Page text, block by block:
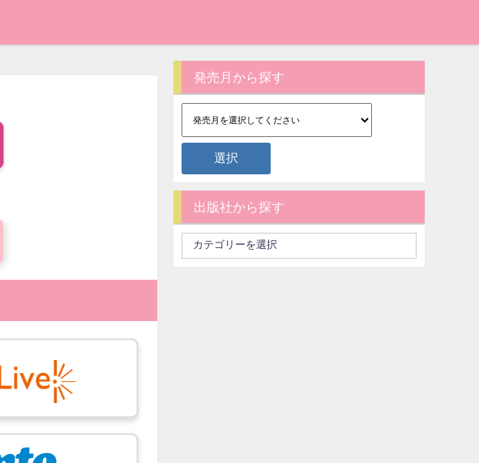
発売月から探す
出版社から探す